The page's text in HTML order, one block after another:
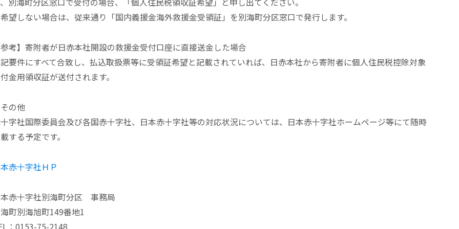
望しない場合は、従来通り「国内義援金海外救援金受領証」を別海町分区窓口で発行します。
考】寄附者が日赤本社開設の救援金受付口座に直接送金した場合
要件にすべて合致し、払込取扱票等に受領証希望と記載されていれば、日赤本社から寄附者に個人住民税控除対象
金用領収証が送付されます。
の他
字社国際委員会及び各国赤十字社、日本赤十字社等の対応状況については、日本赤十字社ホームページ等にて随時
する予定です。
赤十字社ＨＰ
赤十字社別海町分区 事務局
町別海旭町149番地1